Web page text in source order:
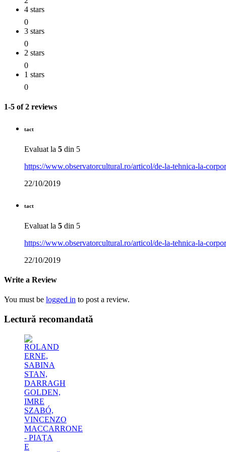
4 stars
0
3 stars
0
2 stars
0
1 stars
0
1-5 of 2 reviews
tact
Evaluat la 5 din 5
https://www.observatorcultural.ro/articol/de-la-tehnica-la-
22/10/2019
tact
Evaluat la 5 din 5
https://www.observatorcultural.ro/articol/de-la-tehnica-la-
22/10/2019
Write a Review
You must be logged in to post a review.
Lectură recomandată